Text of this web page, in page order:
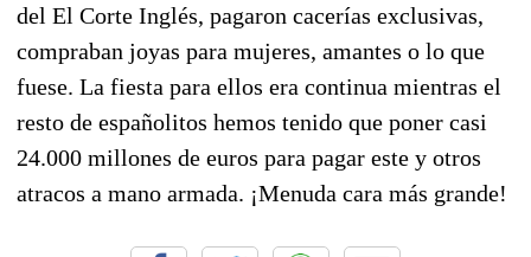
del El Corte Inglés, pagaron cacerías exclusivas,
compraban joyas para mujeres, amantes o lo que
fuese. La fiesta para ellos era continua mientras el
resto de españolitos hemos tenido que poner casi
24.000 millones de euros para pagar este y otros
atracos a mano armada. ¡Menuda cara más grande!